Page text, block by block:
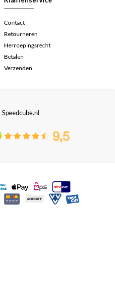
Contact
Retourneren
Herroepingsrecht
Betalen
Verzenden
Speedcube.nl